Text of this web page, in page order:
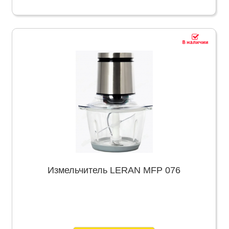
Измельчитель LERAN MFP 076